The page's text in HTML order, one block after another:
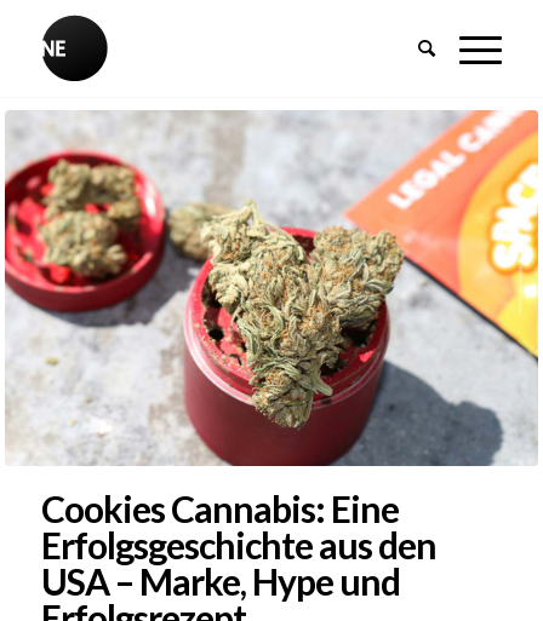
Cookies Cannabis: Eine
Erfolgsgeschichte aus den
USA – Marke, Hype und